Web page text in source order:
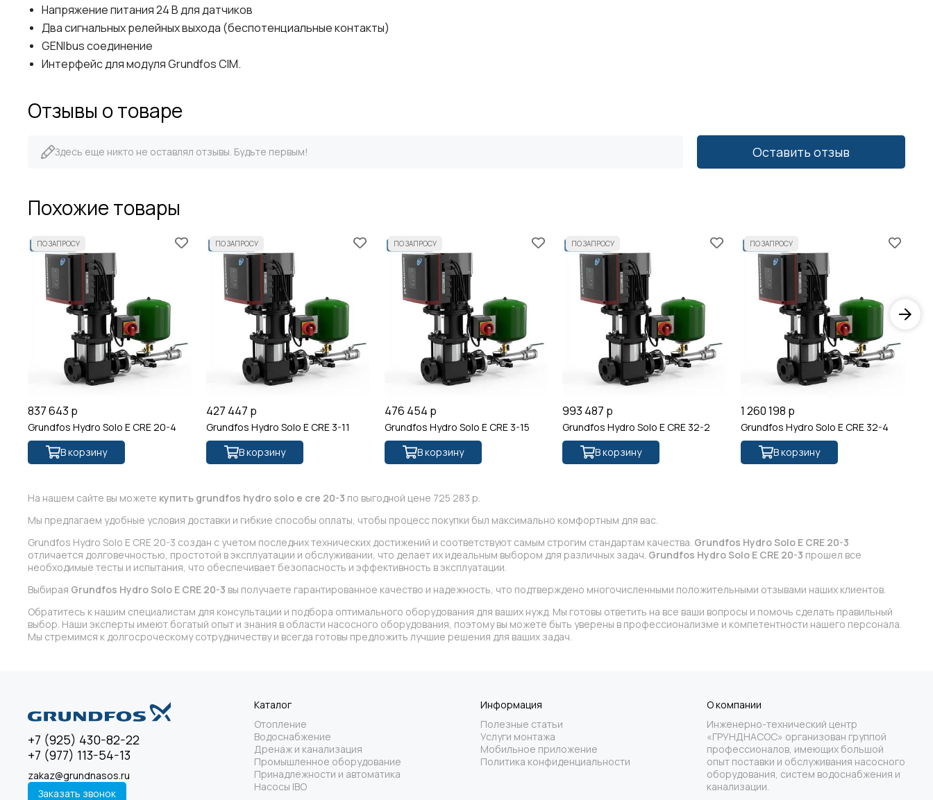
Напряжение питания 24 В для датчиков
Два сигнальных релейных выхода (беспотенциальные контакты)
GENIbus соединение
Интерфейс для модуля Grundfos CIM.
Отзывы о товаре
Здесь еще никто не оставлял отзывы. Будьте первым! Оставить отзыв
Похожие товары
837 643 р
Grundfos Hydro Solo E CRE 20-4
В корзину
427 447 р
Grundfos Hydro Solo E CRE 3-11
В корзину
476 454 р
Grundfos Hydro Solo E CRE 3-15
В корзину
993 487 р
Grundfos Hydro Solo E CRE 32-2
В корзину
1 260 198 р
Grundfos Hydro Solo E CRE 32-4
В корзину
На нашем сайте вы можете купить grundfos hydro solo e cre 20-3 по выгодной цене 725 283 р.
Мы предлагаем удобные условия доставки и гибкие способы оплаты, чтобы процесс покупки был максимально комфортным для вас.
Grundfos Hydro Solo E CRE 20-3 создан с учетом последних технических достижений и соответствуют самым строгим стандартам качества. Grundfos Hydro Solo E CRE 20-3
отличается долговечностью, простотой в эксплуатации и обслуживании, что делает их идеальным выбором для различных задач. Grundfos Hydro Solo E CRE 20-3 прошел все
необходимые тесты и испытания, что обеспечивает безопасность и эффективность в эксплуатации.
Выбирая Grundfos Hydro Solo E CRE 20-3 вы получаете гарантированное качество и надежность, что подтверждено многочисленными положительными отзывами наших клиентов.
Обратитесь к нашим специалистам для консультации и подбора оптимального оборудования для ваших нужд. Мы готовы ответить на все ваши вопросы и помочь сделать правильный
выбор. Наши эксперты имеют богатый опыт и знания в области насосного оборудования, поэтому вы можете быть уверены в профессионализме и компетентности нашего персонала.
Мы стремимся к долгосроческому сотрудничеству и всегда готовы предложить лучшие решения для ваших задач.
+7 (925) 430-82-22
+7 (977) 113-54-13
zakaz@grundnasos.ru
Заказать звонок
Каталог
Отопление
Водоснабжение
Дренаж и канализация
Промышленное оборудование
Принадлежности и автоматика
Насосы IBO
Информация
Полезные статьи
Услуги монтажа
Мобильное приложение
Политика конфиденциальности
О компании
Инженерно-технический центр
«ГРУНДНАСОС» организован группой
профессионалов, имеющих большой
опыт поставки и обслуживания насосного
оборудования, систем водоснабжения и
канализации.